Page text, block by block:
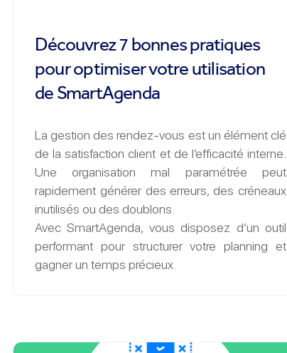
Découvrez 7 bonnes pratiques
pour optimiser votre utilisation
de SmartAgenda
La gestion des rendez-vous est un élément clé
de la satisfaction client et de l’efficacité interne.
Une organisation mal paramétrée peut
rapidement générer des erreurs, des créneaux
inutilisés ou des doublons.
Avec SmartAgenda, vous disposez d’un outil
performant pour structurer votre planning et
gagner un temps précieux.